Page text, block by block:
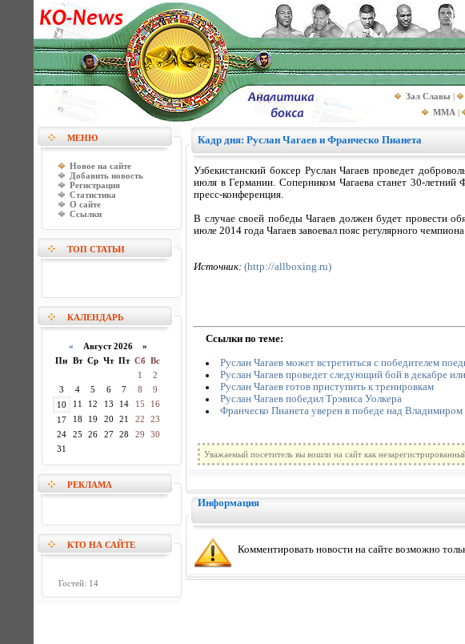
Зал Славы |
MMA |
МЕНЮ
Новое на сайте
Добавить новость
Регистрация
Статистика
О сайте
Ссылки
ТОП СТАТЬИ
КАЛЕНДАРЬ
« Август 2026 »
Пн Вт Ср Чт Пт Сб Вс
1
2
3
4 5 6 7 8
9
10
11 12 13 14 15
16
17
18 19 20 21 22
23
24
25 26 27 28 29
30
31
РЕКЛАМА
КТО НА САЙТЕ
Гостей: 14
Кадр дня: Руслан Чагаев и Франческо Пианета
Узбекистанский боксер Руслан Чагаев проведет
июля в Германии. Соперником Чагаева станет 30-
пресс-конференция.
В случае своей победы Чагаев должен будет провести
июле 2014 года Чагаев завоевал пояс регулярного
Источник: (http://allboxing.ru)
Ссылки по теме:
Руслан Чагаев может встретиться с победителем
Руслан Чагаев проведет следующий бой в декабре
Руслан Чагаев готов приступить к тренировкам
Руслан Чагаев победил Трэвиса Уолкера
Франческо Пианета уверен в победе над Владимиром
Уважаемый посетитель вы вошли на сайт как
Информация
Комментировать новости на сайте возможно